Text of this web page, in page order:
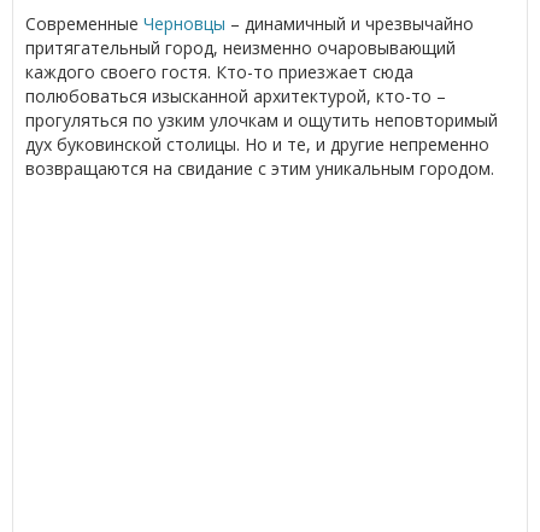
Современные Черновцы – динамичный и чрезвычайно
притягательный город, неизменно очаровывающий
каждого своего гостя. Кто-то приезжает сюда
полюбоваться изысканной архитектурой, кто-то –
прогуляться по узким улочкам и ощутить неповторимый
дух буковинской столицы. Но и те, и другие непременно
возвращаются на свидание с этим уникальным городом.